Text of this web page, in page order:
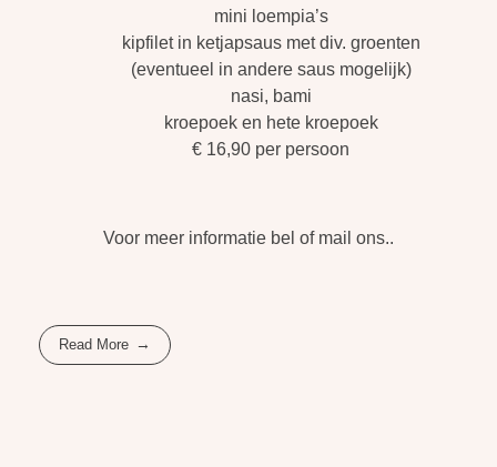
mini loempia’s
kipfilet in ketjapsaus met div. groenten
(eventueel in andere saus mogelijk)
nasi, bami
kroepoek en hete kroepoek
€ 16,90 per persoon
Voor meer informatie bel of mail ons..
Read More